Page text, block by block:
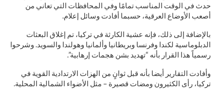
حدث في الوقت المناسب تمامًا وفي المحافظات التي تعاني من
أصعب الأوضاع العرقية، حسبما أفادت وسائل إعلام.
بالإضافة إلى ذلك، فإنه عشية الكارثة في تركيا، تم إغلاق البعثات
الدبلوماسية لكندا وفرنسا وبريطانيا وألمانيا وهولندا والسويد. وشرحوا
رسمياً هذا القرار بأنه “تهديد بشن هجمات إرهابية”.
وأفادت التقارير أيضا بأنه قبل ثوانٍ من الهزات الارتدادية القوية في
تركيا، رأى الكثيرون ومضات قصيرة – مثل الأضواء الشمالية المحلية.